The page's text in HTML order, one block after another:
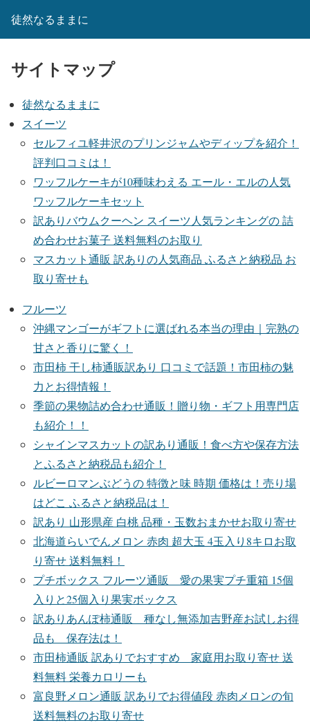
徒然なるままに
サイトマップ
徒然なるままに
スイーツ
セルフィユ軽井沢のプリンジャムやディップを紹介！
評判口コミは！
ワッフルケーキが10種味わえる エール・エルの人気
ワッフルケーキセット
訳ありバウムクーヘン スイーツ人気ランキングの 詰
め合わせお菓子 送料無料のお取り
マスカット通販 訳ありの人気商品 ふるさと納税品 お
取り寄せも
フルーツ
沖縄マンゴーがギフトに選ばれる本当の理由｜完熟の
甘さと香りに驚く！
市田柿 干し柿通販訳あり 口コミで話題！市田柿の魅
力とお得情報！
季節の果物詰め合わせ通販！贈り物・ギフト用専門店
も紹介！！
シャインマスカットの訳あり通販！食べ方や保存方法
とふるさと納税品も紹介！
ルビーロマンぶどうの 特徴と味 時期 価格は！売り場
はどこ ふるさと納税品は！
訳あり 山形県産 白桃 品種・玉数おまかせお取り寄せ
北海道らいでんメロン 赤肉 超大玉 4玉入り8キロお取
り寄せ 送料無料！
プチボックス フルーツ通販 愛の果実プチ重箱 15個
入りと25個入り果実ボックス
訳ありあんぽ柿通販 種なし無添加吉野産お試しお得
品も 保存法は！
市田柿通販 訳ありでおすすめ 家庭用お取り寄せ 送
料無料 栄養カロリーも
富良野メロン通販 訳ありでお得値段 赤肉メロンの旬
送料無料のお取り寄せ